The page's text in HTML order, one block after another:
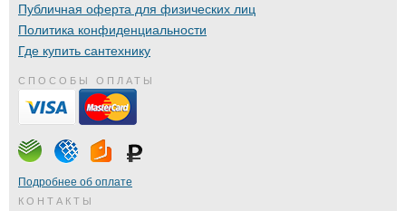
Публичная оферта для физических лиц
Политика конфиденциальности
Где купить сантехнику
СПОСОБЫ ОПЛАТЫ
Подробнее об оплате
КОНТАКТЫ